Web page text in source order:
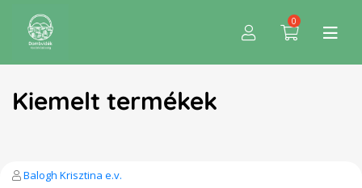
0
Kiemelt termékek
Balogh Krisztina e.v.